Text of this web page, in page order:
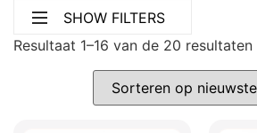
SHOW FILTERS
Resultaat 1–16 van de 20